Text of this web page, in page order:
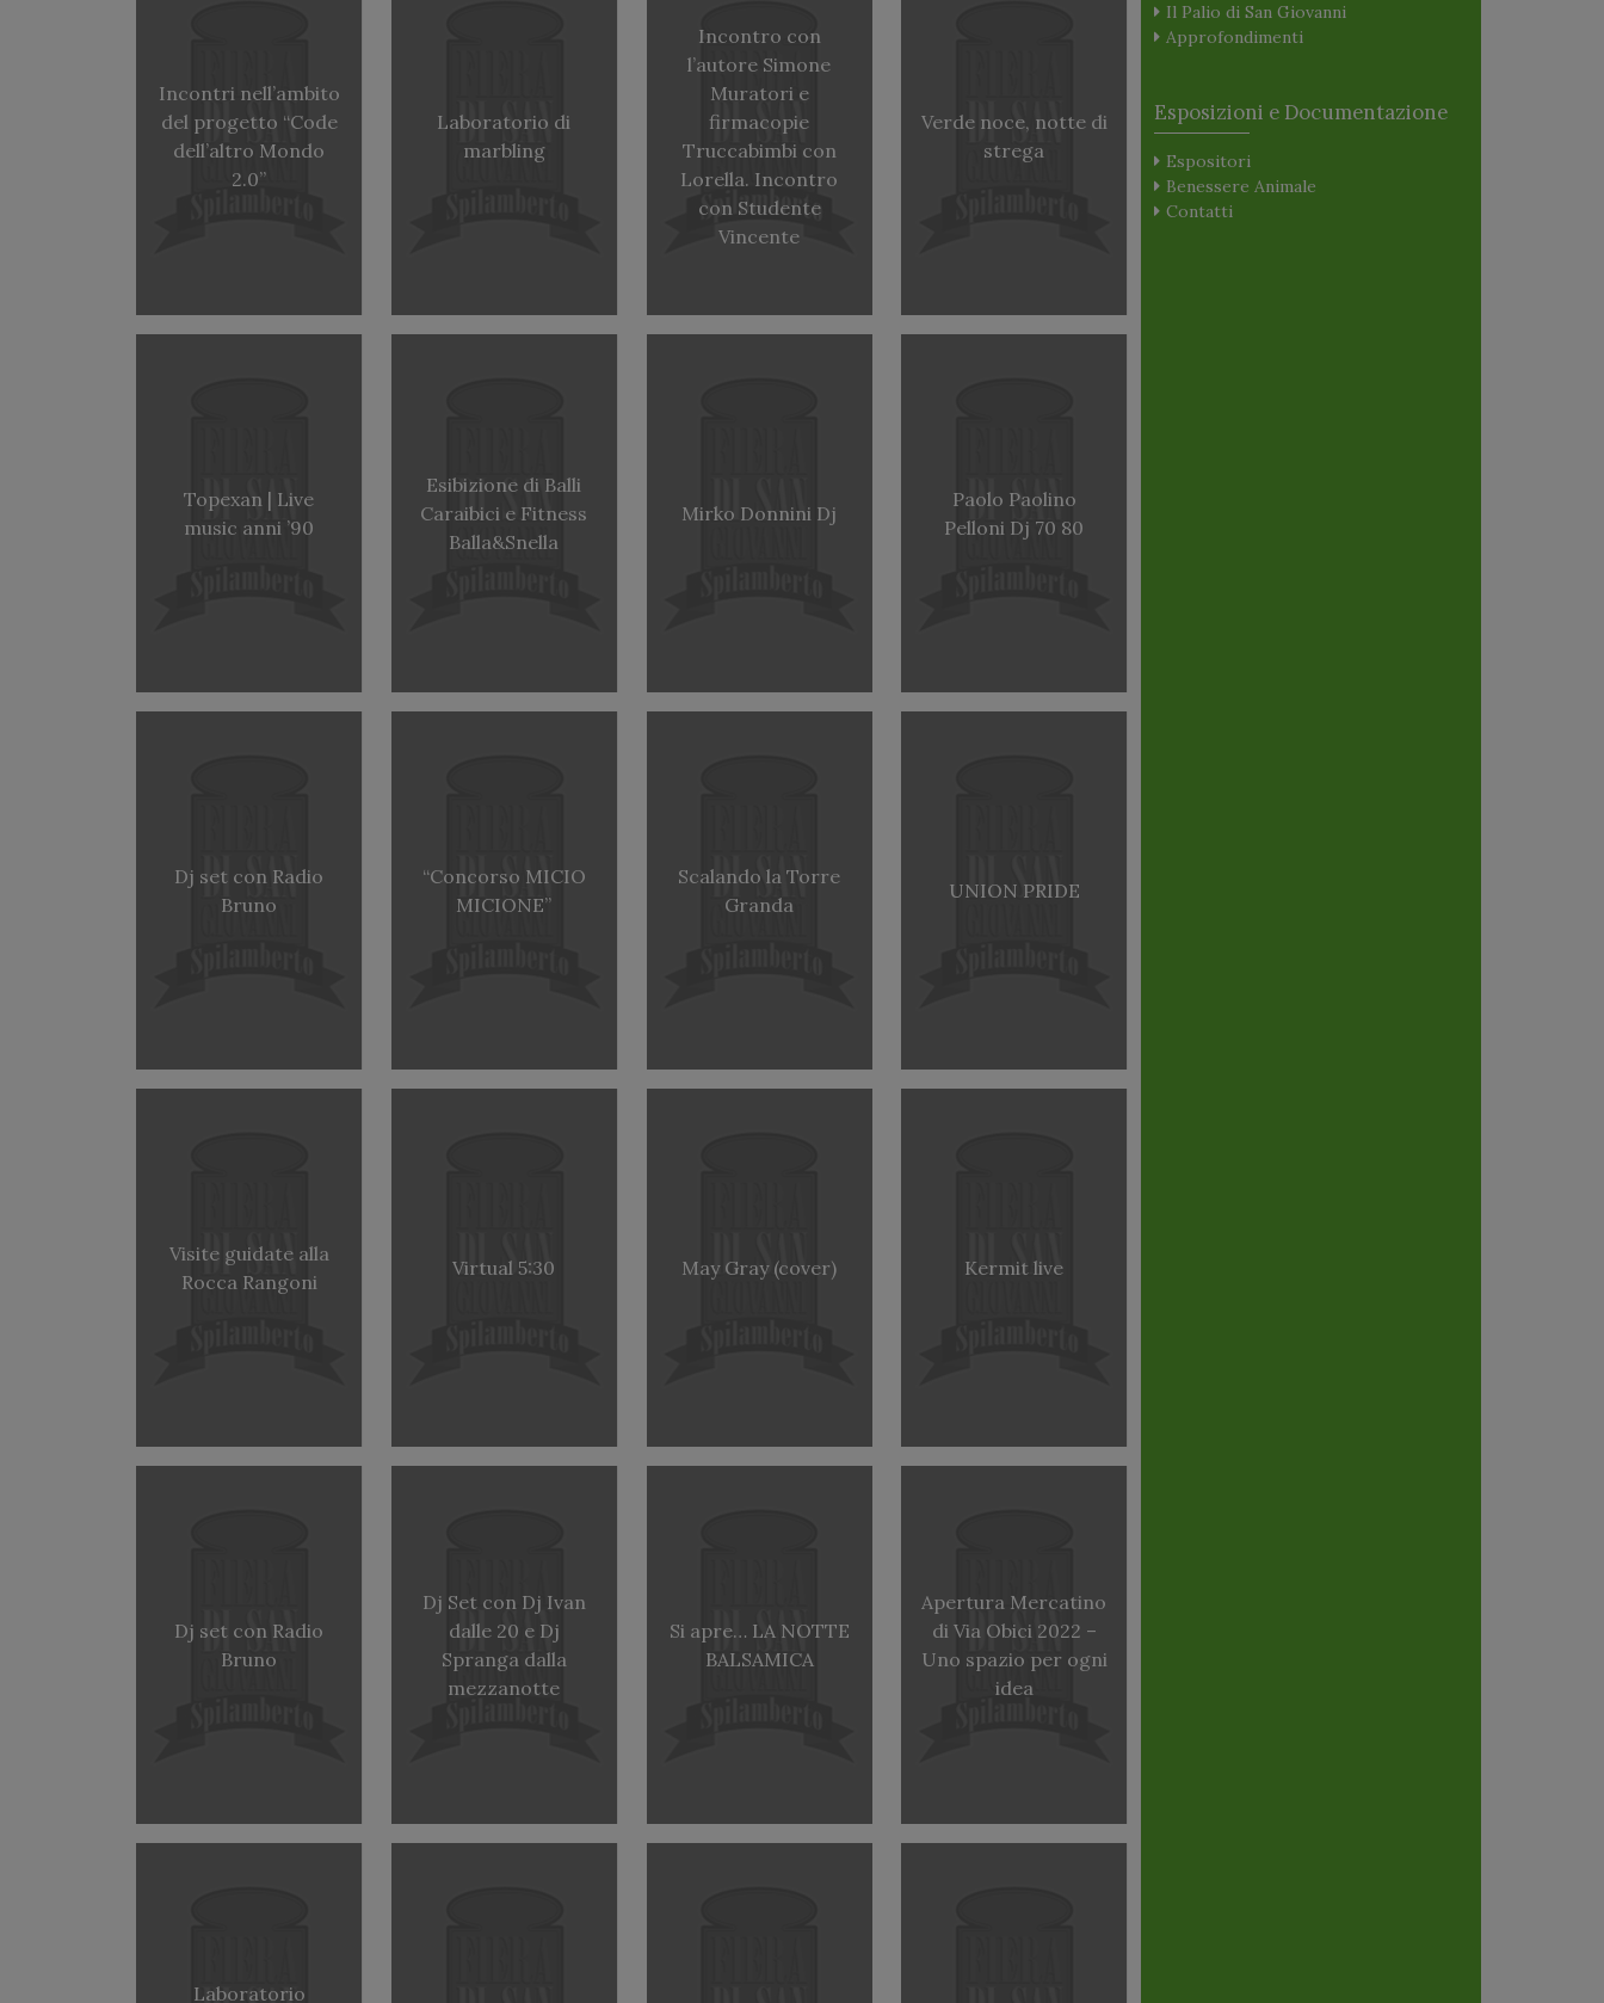
Incontri nell’ambito
del progetto “Code
dell’altro Mondo
2.0”
Laboratorio di
marbling
Incontro con
l’autore Simone
Muratori e
firmacopie
Truccabimbi con
Lorella. Incontro
con Studente
Vincente
Verde noce, notte di
strega
Topexan | Live
music anni ’90
Esibizione di Balli
Caraibici e Fitness
Balla&Snella
Mirko Donnini Dj
Paolo Paolino
Pelloni Dj 70 80
Dj set con Radio
Bruno
“Concorso MICIO
MICIONE”
Scalando la Torre
Granda
UNION PRIDE
Visite guidate alla
Rocca Rangoni
Virtual 5:30 May Gray (cover) Kermit live
Dj set con Radio
Bruno
Dj Set con Dj Ivan
dalle 20 e Dj
Spranga dalla
mezzanotte
Si apre… LA NOTTE
BALSAMICA
Apertura Mercatino
di Via Obici 2022 –
Uno spazio per ogni
idea
Laboratorio
Il Palio di San Giovanni
Approfondimenti
Esposizioni e Documentazione
Espositori
Benessere Animale
Contatti